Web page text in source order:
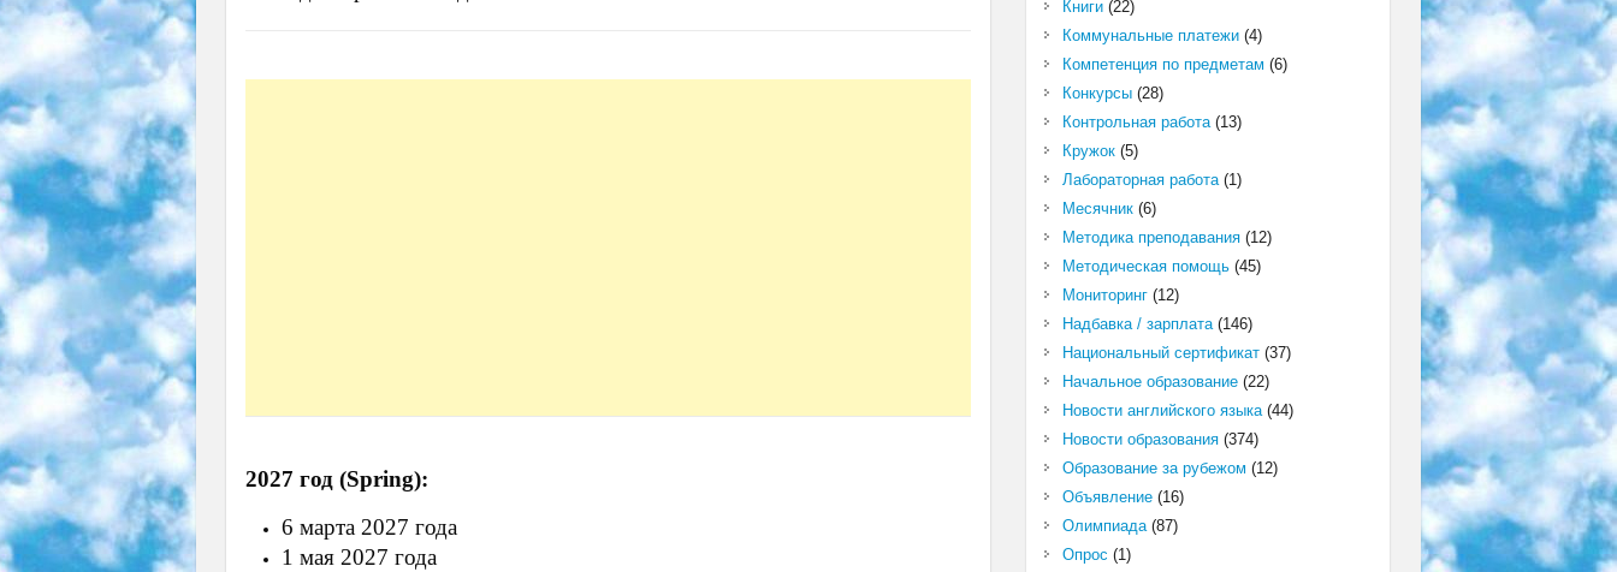
2027 год (Spring):
6 марта 2027 года
1 мая 2027 года
Книги(22)
Коммунальные платежи(4)
Компетенция по предметам (6)
Конкурсы(28)
Контрольная работа(13)
Кружок(5)
Лабораторная работа(1)
Месячник(6)
Методика преподавания(12)
Методическая помощь(45)
Мониторинг(12)
Надбавка / зарплата(146)
Национальный сертификат(37)
Начальное образование(22)
Новости английского языка(44)
Новости образования(374)
Образование за рубежом (12)
Объявление(16)
Олимпиада(87)
Опрос (1)